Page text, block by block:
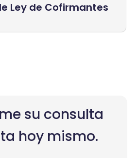
Ley de Cofirmantes
su consulta
hoy mismo.